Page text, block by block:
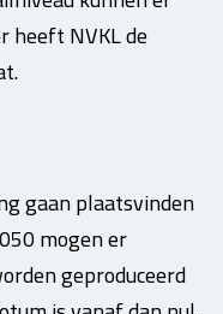
heeft NVKL de
gaan plaatsvinden
mogen er
geproduceerd